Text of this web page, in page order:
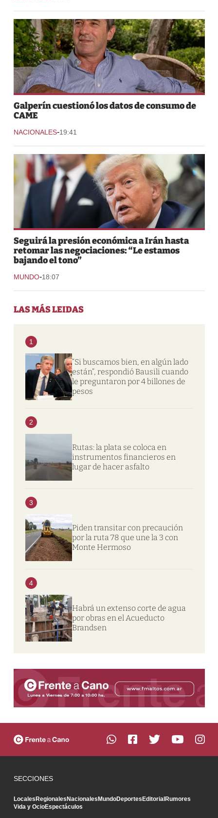
Galperín cuestionó los datos de consumo de
CAME
NACIONALES-19:41
Seguirá la presión económica a Irán hasta
retomar las negociaciones: “Le estamos
bajando el tono”
MUNDO-18:07
LAS MÁS LEIDAS
1
“Si buscamos bien, en algún lado
están”, respondió Bausili cuando
le preguntaron por 4 billones de
pesos
2
Rutas: la plata se coloca en
instrumentos financieros en
lugar de hacer asfalto
3
Piden transitar con precaución
por la ruta 78 que une la 3 con
Monte Hermoso
4
Habrá un extenso corte de agua
por obras en el Acueducto
Brandsen
SECCIONES
LocalesRegionalesNacionalesMundoDeportesEditorialRumores
Vida y OcioEspectáculos